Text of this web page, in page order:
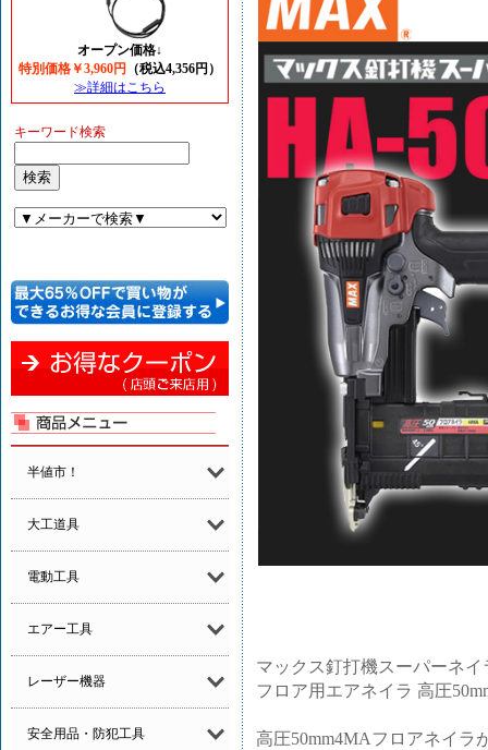
オープン価格↓
特別価格￥3,960円
（税込4,356円）
≫詳細はこちら
キーワード検索
半値市！
大工道具
電動工具
エアー工具
レーザー機器
安全用品・防犯工具
マックス釘打機スーパーネイ
フロア用エアネイラ 高圧
高圧50mm4MAフロアネイラ